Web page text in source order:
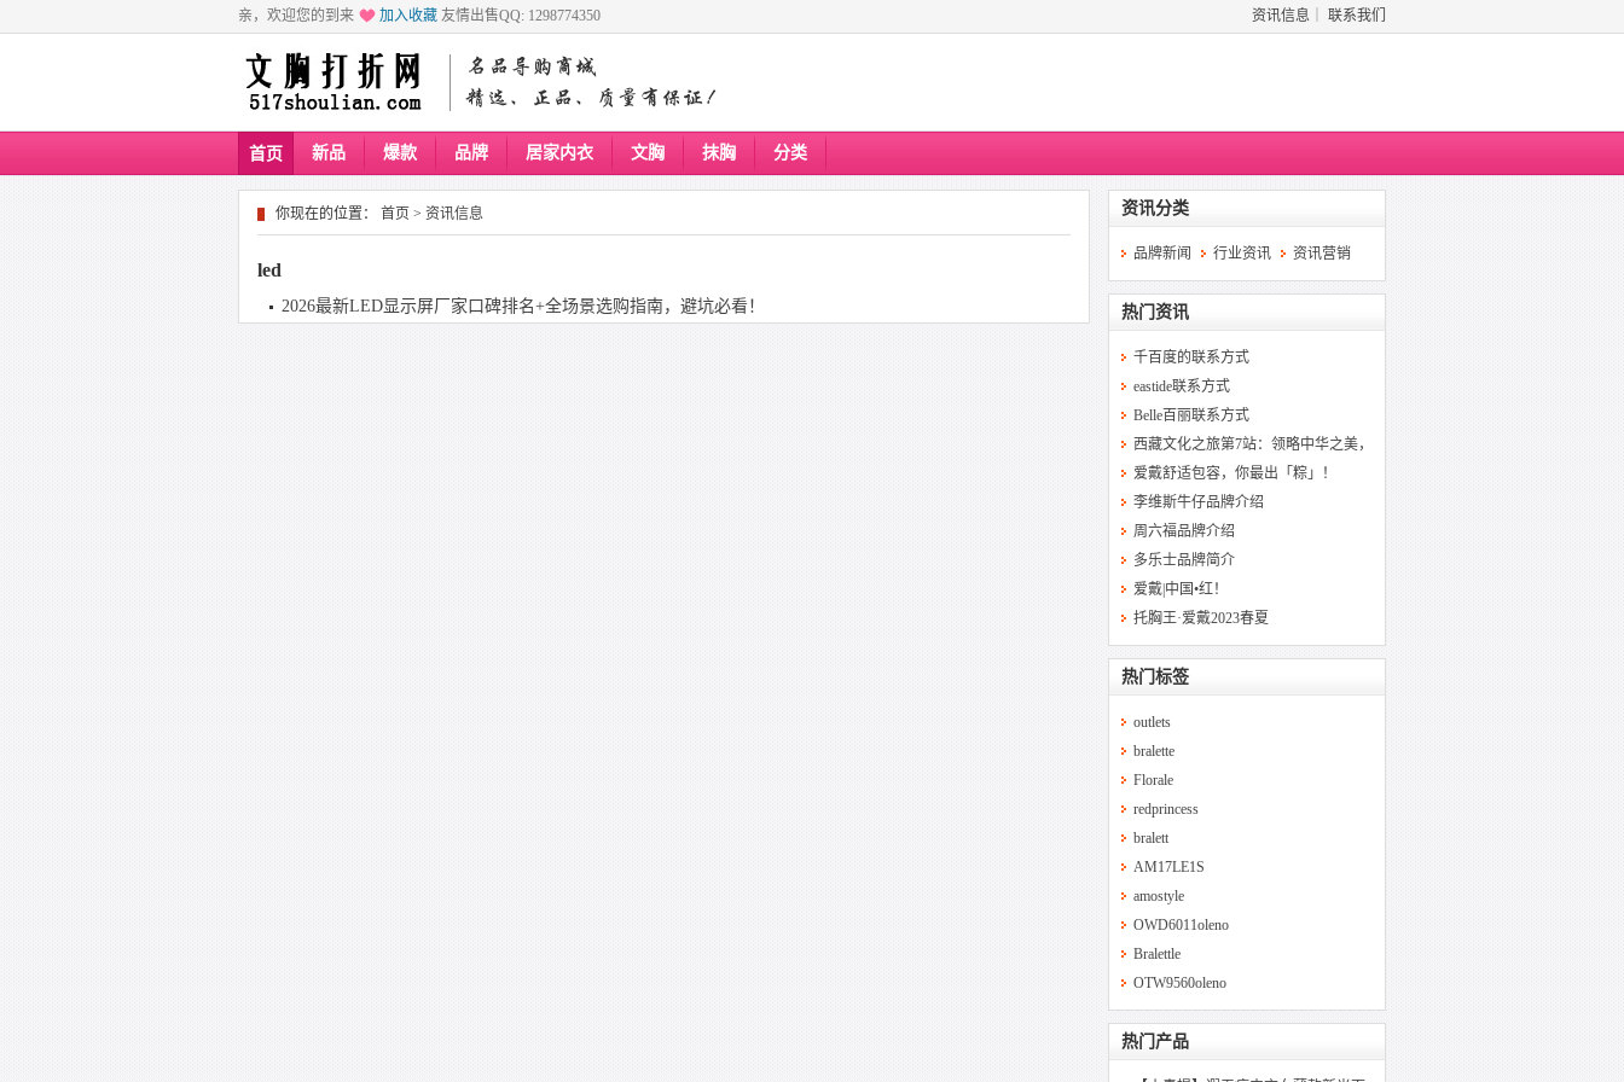
亲，欢迎您的到来 加入收藏 友情出售QQ: 1298774350 资讯信息 联系我们
首页 新品 爆款 品牌 居家内衣 文胸 抹胸 分类
你现在的位置： 首页 > 资讯信息
led
2026最新LED显示屏厂家口碑排名+全场景选购指南，避坑必看！
资讯分类
品牌新闻 行业资讯 资讯营销
热门资讯
千百度的联系方式
eastide联系方式
Belle百丽联系方式
西藏文化之旅第7站：领略中华之美，
爱戴舒适包容，你最出「粽」！
李维斯牛仔品牌介绍
周六福品牌介绍
多乐士品牌简介
爱戴|中国•红！
托胸王·爱戴2023春夏
热门标签
outlets
bralette
Florale
redprincess
bralett
AM17LE1S
amostyle
OWD6011oleno
Bralettle
OTW9560oleno
热门产品